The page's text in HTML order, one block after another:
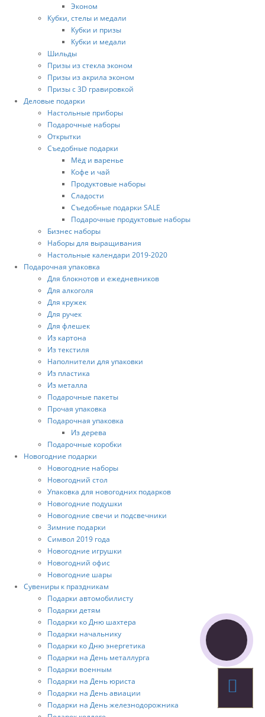
Эконом
Кубки, стелы и медали
Кубки и призы
Кубки и медали
Шильды
Призы из стекла эконом
Призы из акрила эконом
Призы с 3D гравировкой
Деловые подарки
Настольные приборы
Подарочные наборы
Открытки
Съедобные подарки
Мёд и варенье
Кофе и чай
Продуктовые наборы
Сладости
Съедобные подарки SALE
Подарочные продуктовые наборы
Бизнес наборы
Наборы для выращивания
Настольные календари 2019-2020
Подарочная упаковка
Для блокнотов и ежедневников
Для алкоголя
Для кружек
Для ручек
Для флешек
Из картона
Из текстиля
Наполнители для упаковки
Из пластика
Из металла
Подарочные пакеты
Прочая упаковка
Подарочная упаковка
Из дерева
Подарочные коробки
Новогодние подарки
Новогодние наборы
Новогодний стол
Упаковка для новогодних подарков
Новогодние подушки
Новогодние свечи и подсвечники
Зимние подарки
Символ 2019 года
Новогодние игрушки
Новогодний офис
Новогодние шары
Сувениры к праздникам
Подарки автомобилисту
Подарки детям
Подарки ко Дню шахтера
Подарки начальнику
Подарки ко Дню энергетика
Подарки на День металлурга
Подарки военным
Подарки на День юриста
Подарки на День авиации
Подарки на День железнодорожника